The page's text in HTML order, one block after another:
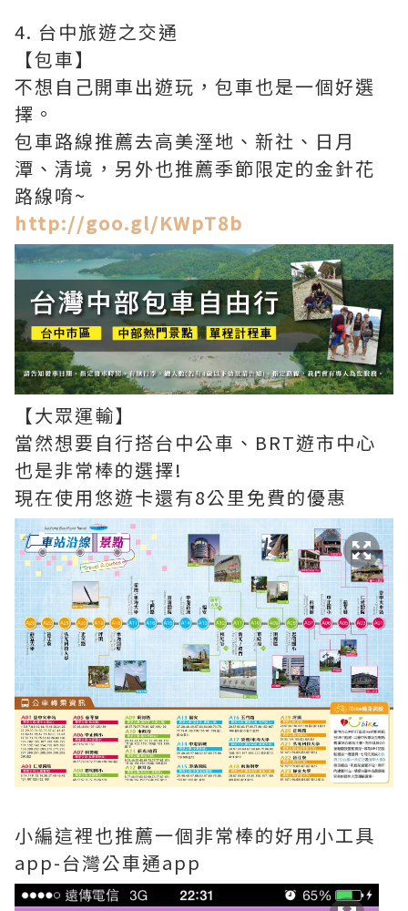
4. 台中旅遊之交通
【包車】
不想自己開車出遊玩，包車也是一個好選
擇。
包車路線推薦去高美溼地、新社、日月
潭、清境，另外也推薦季節限定的金針花
路線唷~
http://goo.gl/KWpT8b
【大眾運輸】
當然想要自行搭台中公車、BRT遊市中心
也是非常棒的選擇!
現在使用悠遊卡還有8公里免費的優惠
小編這裡也推薦一個非常棒的好用小工具
app-台灣公車通app